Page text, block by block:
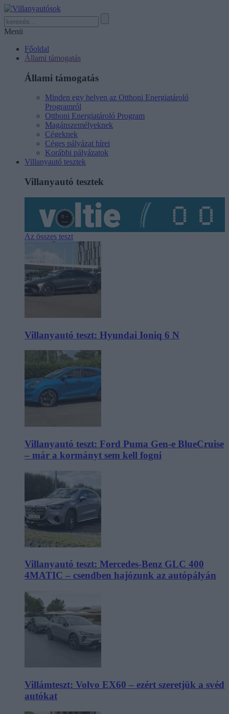
Menü
Főoldal
Állami támogatás
Állami támogatás
Minden egy helyen az Otthoni Energiatároló
Programról
Otthoni Energiatároló Program
Magánszemélyeknek
Cégeknek
Céges pályázat hírei
Korábbi pályázatok
Villanyautó tesztek
Villanyautó tesztek
Az összes teszt
Villanyautó teszt: Hyundai Ioniq 6 N
Villanyautó teszt: Ford Puma Gen-e BlueCruise
– már a kormányt sem kell fogni
Villanyautó teszt: Mercedes-Benz GLC 400
4MATIC – csendben hajózunk az autópályán
Villámteszt: Volvo EX60 – ezért szeretjük a svéd
autókat